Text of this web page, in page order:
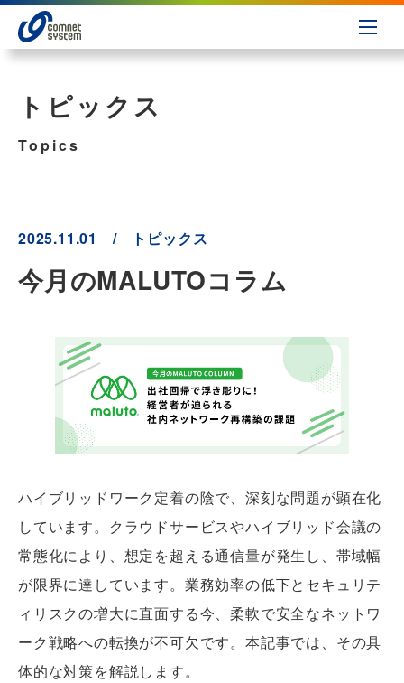
トピックス
Topics
2025.11.01 / トピックス
今月のMALUTOコラム
ハイブリッドワーク定着の陰で、深刻な問題が顕在化
しています。クラウドサービスやハイブリッド会議の
常態化により、想定を超える通信量が発生し、帯域幅
が限界に達しています。業務効率の低下とセキュリテ
ィリスクの増大に直面する今、柔軟で安全なネットワ
ーク戦略への転換が不可欠です。本記事では、その具
体的な対策を解説します。